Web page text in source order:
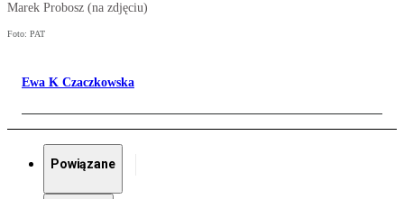
Marek Probosz (na zdjęciu)
Foto: PAT
Ewa K Czaczkowska
Powiązane